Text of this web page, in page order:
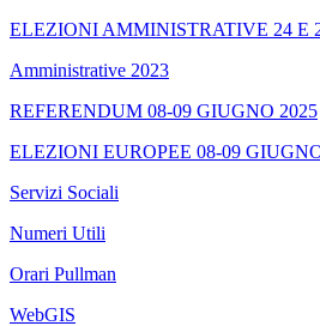
ELEZIONI AMMINISTRATIVE 24 E
Amministrative 2023
REFERENDUM 08-09 GIUGNO 2025
ELEZIONI EUROPEE 08-09
Servizi Sociali
Numeri Utili
Orari Pullman
WebGIS